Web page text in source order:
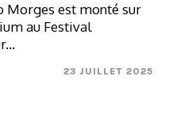
Morges est monté sur
au Festival
23 JUILLET 2025